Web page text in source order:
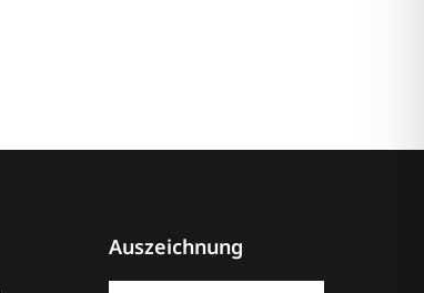
Auszeichnung